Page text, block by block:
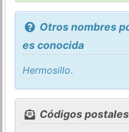
Otros nombres
es conocida
Hermosillo.
Códigos